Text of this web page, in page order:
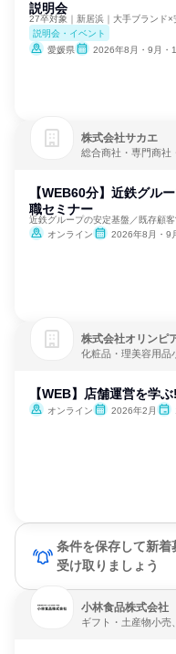
説明会
27卒対象｜新居浜｜大手ブランド
説明会・イベント
愛媛県
2026年8月・9月・
株式会社サカエ
総合商社・専門商社
【WEB60分】近鉄グル
職セミナー
近鉄グループの安定基盤／既存顧
オンライン
2026年8月・9
株式会社オリンピ
化粧品・理美容用品
【WEB】店舗運営を学
オンライン 2026年2月
条件を保存して新着
受け取りましょう
小林食品株式会社
ギフト・土産物小売